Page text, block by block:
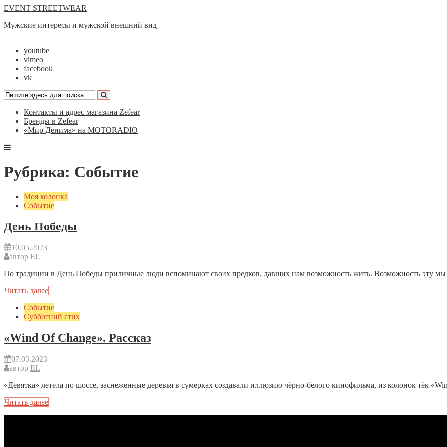
EVENT STREETWEAR
Мужские интересы и мужской внешний вид
youtube
vimeo
facebook
vk
Контакты и адрес магазина Zefear
Бренды в Zefear
«Мир Денима» на MOTORADIO
Рубрика: Событие
Моя колонка
Событие
День Победы
10.05.2023
автор EL
По традиции в День Победы приличные люди вспоминают своих предков, давших нам возможность жить. Возможность эту мы
Читать далее
Событие
Субботний стих
«Wind Of Change». Рассказ
07.03.2023
автор EL
«Девятка» летела по шоссе, заснеженные деревья в сумерках создавали иллюзию чёрно-белого кинофильма, из колонок тёк
Читать далее